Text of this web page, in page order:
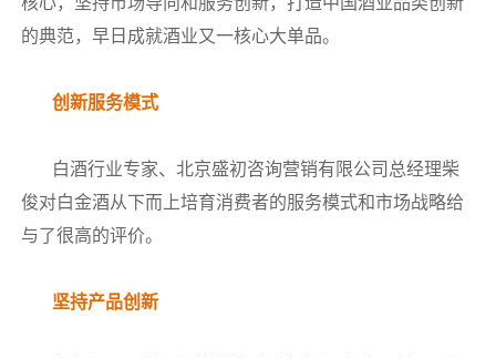
的典范，早日成就酒业又一核心大单品。
创新服务模式
白酒行业专家、北京盛初咨询营销有限公司总经理柴
俊对白金酒从下而上培育消费者的服务模式和市场战略给
与了很高的评价。
坚持产品创新